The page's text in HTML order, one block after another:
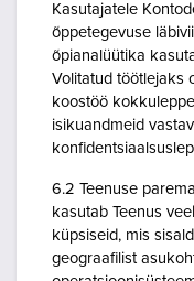
Kasutajatele
õppetegevuse
õpianalüütika
Volitatud töötlejaks
koostöö
isikuandmeid
6.2 Teenuse
kasutab Teenus
küpsiseid, mis
geograafilist